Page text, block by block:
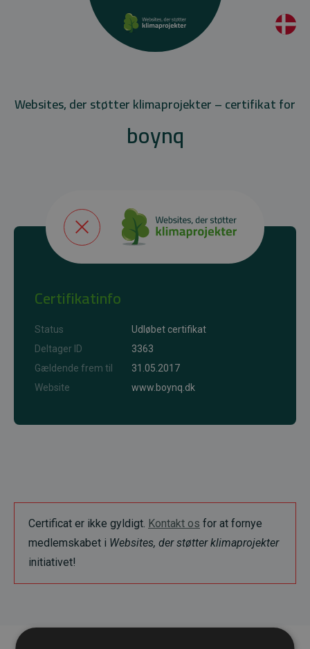
Websites, der støtter klimaprojekter – certifikat for
boynq
Certifikatinfo
Status
Udløbet certifikat
Deltager ID
3363
Gældende frem til
31.05.2017
Website
www.boynq.dk
Certificat er ikke gyldigt. Kontakt os for at fornye
medlemskabet i Websites, der støtter klimaprojekter
initiativet!